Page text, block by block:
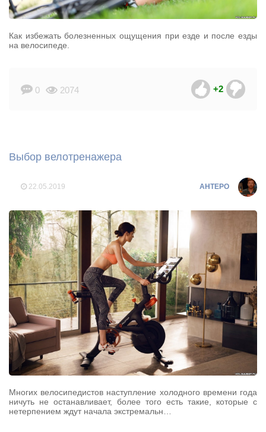
Как избежать болезненных ощущения при езде и после езды
на велосипеде.
0 2074 +2
Выбор велотренажера
22.05.2019 AHTEPO
Многих велосипедистов наступление холодного времени года
ничуть не останавливает, более того есть такие, которые с
нетерпением ждут начала экстремальн…